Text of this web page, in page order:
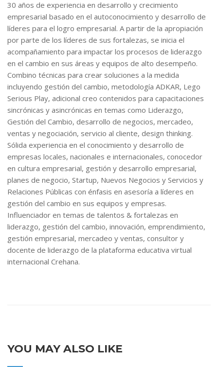
30 años de experiencia en desarrollo y crecimiento
empresarial basado en el autoconocimiento y desarrollo de
líderes para el logro empresarial. A partir de la apropiación
por parte de los líderes de sus fortalezas, se inicia el
acompañamiento para impactar los procesos de liderazgo
en el cambio en sus áreas y equipos de alto desempeño.
Combino técnicas para crear soluciones a la medida
incluyendo gestión del cambio, metodología ADKAR, Lego
Serious Play, adicional creo contenidos para capacitaciones
sincrónicas y asincrónicas en temas como Liderazgo,
Gestión del Cambio, desarrollo de negocios, mercadeo,
ventas y negociación, servicio al cliente, design thinking.
Sólida experiencia en el conocimiento y desarrollo de
empresas locales, nacionales e internacionales, conocedor
en cultura empresarial, gestión y desarrollo empresarial,
planes de negocio, Startup, Nuevos Negocios y Servicios y
Relaciones Públicas con énfasis en asesoría a líderes en
gestión del cambio en sus equipos y empresas.
Influenciador en temas de talentos & fortalezas en
liderazgo, gestión del cambio, innovación, emprendimiento,
gestión empresarial, mercadeo y ventas, consultor y
docente de liderazgo de la plataforma educativa virtual
internacional Crehana.
YOU MAY ALSO LIKE